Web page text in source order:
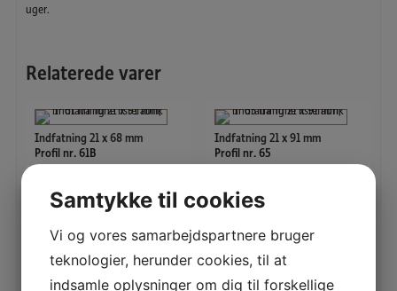
uger.
Relaterede varer
Indfatning 21 x 68 mm
Profil nr. 61B
moms:68,40DKK
Se detaljer
Indfatning 21 x 91 mm
Profil nr. 65
moms:68,40
Se detaljer
Samtykke til cookies
Vi og vores samarbejdspartnere bruger
teknologier, herunder cookies, til at
indsamle oplysninger om dig til forskellige